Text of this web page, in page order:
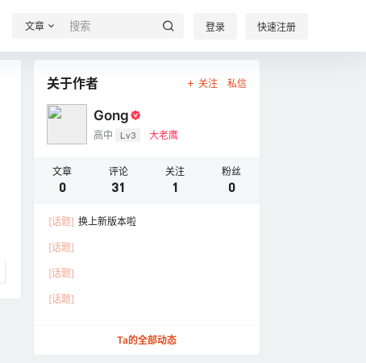
文章 登录 快速注册
关于作者 关注 私信
Gong
高中 Lv3 大老鹰
文章
0
评论
31
关注
1
粉丝
0
[话题] 换上新版本啦
[话题]
[话题]
[话题]
Ta的全部动态